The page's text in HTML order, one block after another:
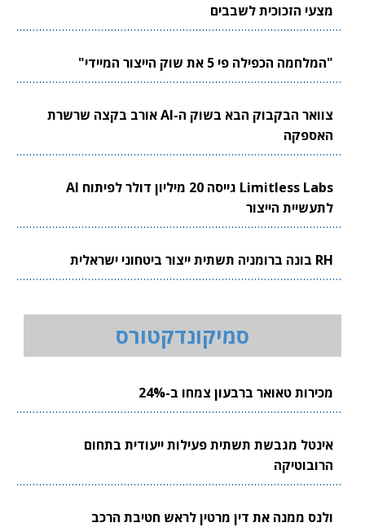
מצעי הזכוכית לשבבים
"המלחמה הכפילה פי 5 את שוק הייצור המיידי"
צוואר הבקבוק הבא בשוק ה-AI אורב בקצה שרשרת
האספקה
Limitless Labs גייסה 20 מיליון דולר לפיתוח AI
לתעשיית הייצור
RH בונה ברומניה תשתית ייצור ביטחוני ישראלית
סמיקונדקטורס
מכירות טאואר ברבעון צמחו ב-24%
אינטל מגבשת תשתית פעילות ייעודית בתחום
הרובוטיקה
ולנס ממנה את דין מרטין לראש חטיבת הרכב